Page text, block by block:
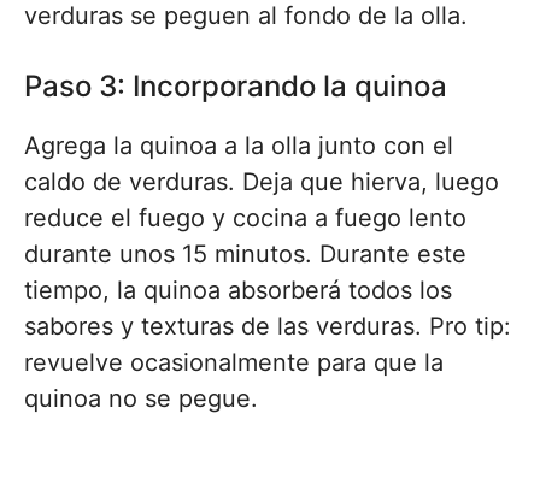
verduras se peguen al fondo de la olla.
Paso 3: Incorporando la quinoa
Agrega la quinoa a la olla junto con el
caldo de verduras. Deja que hierva, luego
reduce el fuego y cocina a fuego lento
durante unos 15 minutos. Durante este
tiempo, la quinoa absorberá todos los
sabores y texturas de las verduras. Pro tip:
revuelve ocasionalmente para que la
quinoa no se pegue.